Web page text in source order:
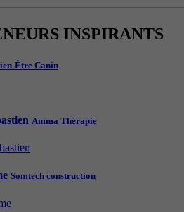
INSPIRANTS
Être Canin
Amma Thérapie
Somtech construction